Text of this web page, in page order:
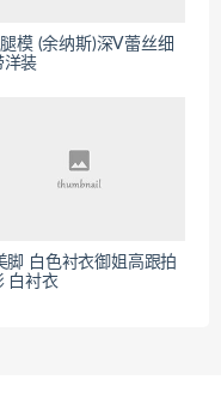
模 (余纳斯)深V蕾丝细
洋装
脚 白色衬衣御姐高跟拍
白衬衣